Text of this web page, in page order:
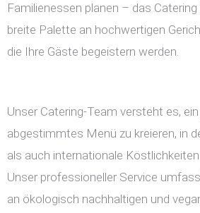
Familienessen planen – das
breite Palette an hochwertigen
die Ihre Gäste begeistern werden.
Unser Catering-Team versteht es,
abgestimmtes Menü zu kreieren, in
als auch internationale
Unser professioneller Service
an ökologisch nachhaltigen und